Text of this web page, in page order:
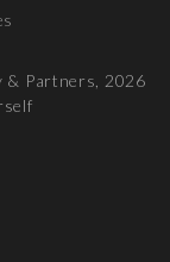
& Partners, 2026